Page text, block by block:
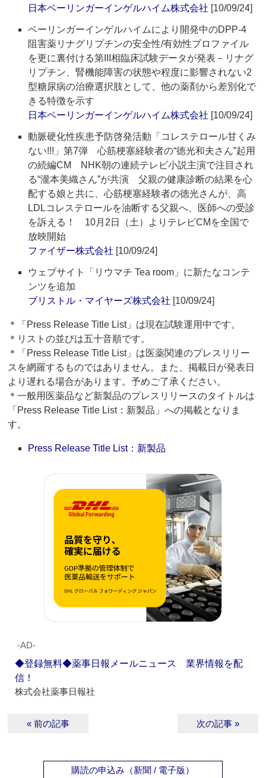
日本ベーリンガーインゲルハイム株式会社 [10/09/24]
ベーリンガーインゲルハイムにより開発中のDPP-4
阻害薬リナグリプチンの安全性/有効性プロファイル
を更に裏付ける第III相臨床試験データが発表－リナグ
リプチン、腎機能障害の状態や程度に影響されない2
型糖尿病の治療選択肢として、他の薬剤から差別化で
きる特徴を示す
日本ベーリンガーインゲルハイム株式会社 [10/09/24]
動脈硬化性疾患予防啓発活動「コレステロール甘くみ
ない!!!」第7弾 心筋梗塞経験者の“徳光和夫さん”起用
の続編CM NHK朝の連続テレビ小説主演で注目され
る“瀧本美織さん”が共演 父親の健康診断の結果を心
配する娘と共に、心筋梗塞経験者の徳光さんが、高
LDLコレステロールを油断する父親へ、医師への受診
を訴える！ 10月2日（土）よりテレビCMを全国で
放映開始
ファイザー株式会社 [10/09/24]
ウェブサイト「リウマチ Tea room」に新たなコンテ
ンツを追加
ブリストル・マイヤーズ株式会社 [10/09/24]
＊「Press Release Title List」は現在試験運用中です。
＊リストの並びは五十音順です。
＊「Press Release Title List」は医薬関連のプレスリリー
スを網羅するものではありません。また、掲載日が発表日
より遅れる場合があります。予めご了承ください。
＊一般用医薬品など新製品のプレスリリースのタイトルは
「Press Release Title List：新製品」への掲載となりま
す。
Press Release Title List：新製品
‐AD‐
◆登録無料◆薬事日報メールニュース 業界情報を配
信！
株式会社薬事日報社
« 前の記事 次の記事 »
購読の申込み（新聞 / 電子版）